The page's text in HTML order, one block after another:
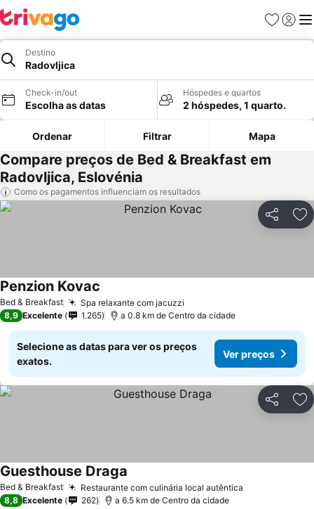
Favoritos
Iniciar
Destino
Radovljica
Check-in/out
Escolha as datas
Hóspedes e quartos
2 hóspedes, 1 quarto.
Ordenar Filtrar Mapa
Compare preços de Bed & Breakfast em
Radovljica, Eslovénia
Como os pagamentos influenciam os resultados
Partilhar
Bed & Breakfast Spa relaxante com jacuzzi
Penzion Kovac
8,9 Excelente 1.265 a 0.8 km de Centro da cidade
Selecione as datas para ver os preços
exatos.
Ver preços
Partilhar
Bed & Breakfast Restaurante com culinária local autêntica
Guesthouse Draga
8,8 Excelente 262 a 6.5 km de Centro da cidade